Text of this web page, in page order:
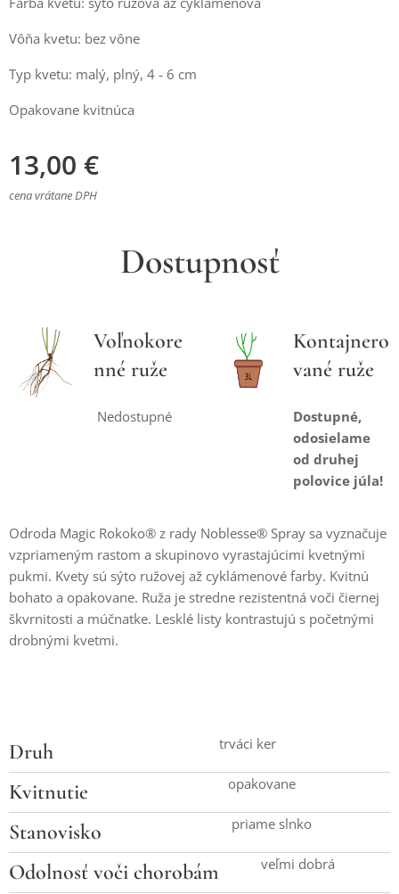
Vôňa kvetu: bez vône
Typ kvetu: malý, plný, 4 - 6 cm
Opakovane kvitnúca
13,00 €
cena vrátane DPH
Dostupnosť
Voľnokore
nné ruže
Nedostupné
Kontajnero
vané ruže
Dostupné,
odosielame
od druhej
polovice júla!
Odroda Magic Rokoko® z rady Noblesse® Spray sa vyznačuje
vzpriameným rastom a skupinovo vyrastajúcimi kvetnými
pukmi. Kvety sú sýto ružovej až cyklámenové farby. Kvitnú
bohato a opakovane. Ruža je stredne rezistentná voči čiernej
škvrnitosti a múčnatke. Lesklé listy kontrastujú s početnými
drobnými kvetmi.
Druh trváci ker
Kvitnutie opakovane
Stanovisko priame slnko
Odolnosť voči chorobám veľmi dobrá